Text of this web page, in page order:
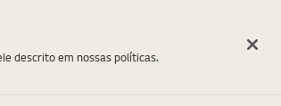
descrito em nossas políticas.